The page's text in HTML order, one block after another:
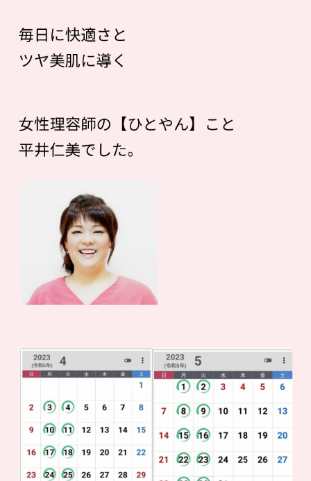
毎日に快適さと
ツヤ美肌に導く
女性理容師の【ひとやん】こと
平井仁美でした。